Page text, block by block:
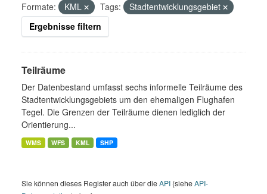
Formate: KML Tags:
Stadtentwicklungsgebiet
Ergebnisse filtern
Teilräume
Der Datenbestand umfasst sechs informelle Teilräume des
Stadtentwicklungsgebiets um den ehemaligen Flughafen
Tegel. Die Grenzen der Teilräume dienen lediglich der
Orientierung...
WMS WFS KML SHP
Sie können dieses Register auch über dieAPI (sieheAPI-